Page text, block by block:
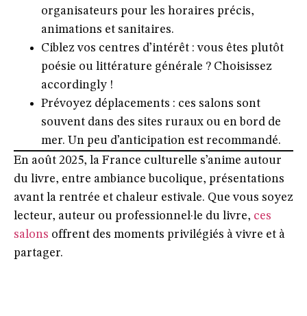
organisateurs pour les horaires précis,
animations et sanitaires.
Ciblez vos centres d’intérêt : vous êtes plutôt
poésie ou littérature générale ? Choisissez
accordingly !
Prévoyez déplacements : ces salons sont
souvent dans des sites ruraux ou en bord de
mer. Un peu d’anticipation est recommandé.
En août 2025, la France culturelle s’anime autour
du livre, entre ambiance bucolique, présentations
avant la rentrée et chaleur estivale. Que vous soyez
lecteur, auteur ou professionnel·le du livre, ces
salons offrent des moments privilégiés à vivre et à
partager.